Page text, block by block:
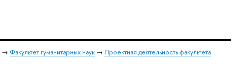
→ Факультет гуманитарных наук → Проектная деятельность факультета